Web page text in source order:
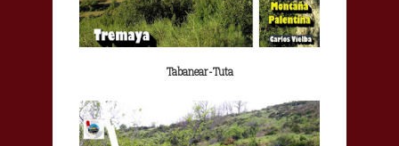
Tabanear-Tuta